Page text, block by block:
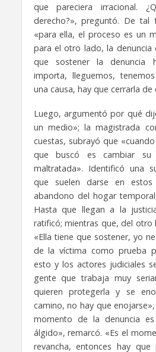
que pareciera irracional.
derecho?», preguntó. De tal
«para ella, el proceso es un
para el otro lado, la denuncia
que sostener la denuncia
importa, lleguemos,
una causa, hay que cerrarla
Luego, argumentó por qué
un medio»; la magistrada
cuestas, subrayó que
que buscó es cambiar su
maltratada». Identificó una
que suelen darse en estos
abandono del hogar
Hasta que llegan a la
ratificó; mientras que, del otro
«Ella tiene que sostener, yo
de la víctima como prueba
esto y los actores judiciales
gente que trabaja muy
quieren protegerla y se
camino, no hay que
momento de la denuncia
álgido», remarcó. «Es el
revancha, entonces hay